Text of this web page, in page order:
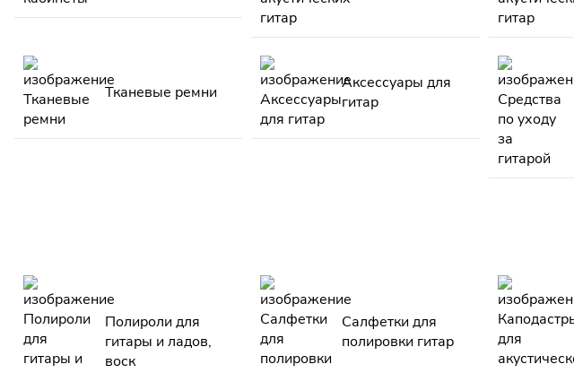
Тканевые ремни
Аксессуары для
гитар
Полироли для
гитары и ладов,
воск
Салфетки для
полировки гитар